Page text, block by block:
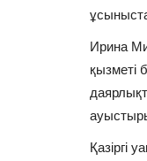
Ирина
қызметі
Қазіргі